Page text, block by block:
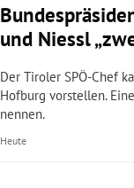
und Niessl
Der Tiroler SPÖ-Chef
Hofburg vorstellen.
nennen.
Heute